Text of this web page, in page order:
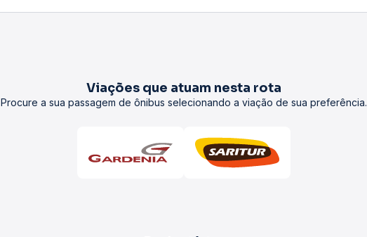
Viações que atuam nesta rota
Procure a sua passagem de ônibus selecionando a viação de sua preferência.